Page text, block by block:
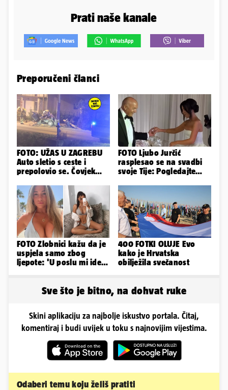
Prati naše kanale
Preporučeni članci
FOTO: UŽAS U ZAGREBU
Auto sletio s ceste i
prepolovio se. Čovjek
FOTO Ljubo Jurčić
rasplesao se na svadbi
svoje Tije: Pogledajte
vjenčanje...
FOTO Zlobnici kažu da je
uspjela samo zbog
ljepote: 'U poslu mi ide
400 FOTKI OLUJE Evo
kako je Hrvatska
obilježila svečanost
Sve što je bitno, na dohvat ruke
Skini aplikaciju za najbolje iskustvo portala. Čitaj,
komentiraj i budi uvijek u toku s najnovijim vijestima.
Odaberi temu koju želiš pratiti